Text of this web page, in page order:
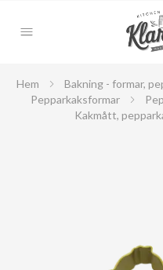
Hem
Bakning - formar,
Pepparkaksformar
Kakmått,